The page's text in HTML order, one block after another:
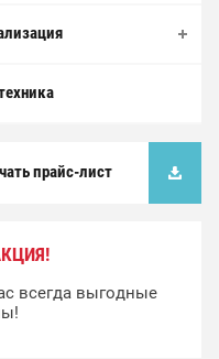
прайс-лист
всегда выгодные